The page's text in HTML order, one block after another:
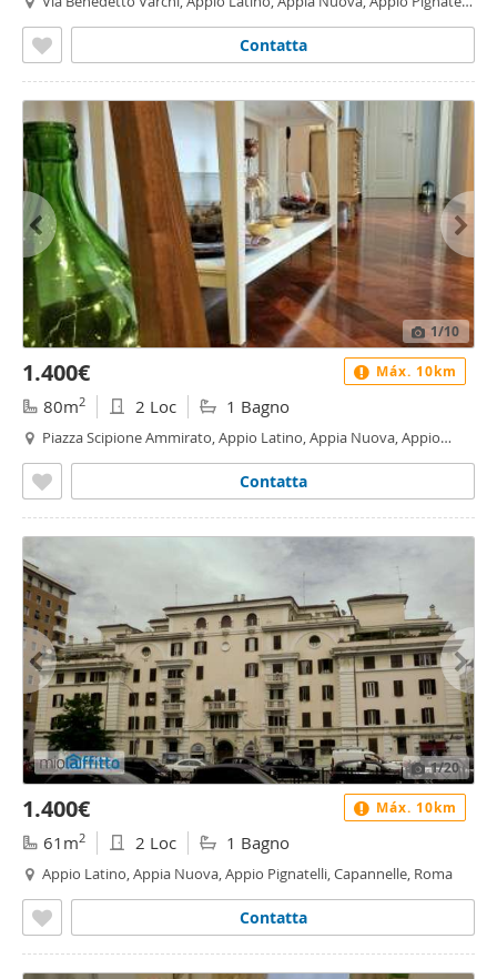
Contatta
1/10
1.400€
80m2 2 Loc 1 Bagno
Piazza Scipione Ammirato, Appio Latino, Appia Nuova, Appio
Contatta
Máx. 10km
1/20
1.400€
61m2 2 Loc 1 Bagno
Appio Latino, Appia Nuova, Appio Pignatelli, Capannelle, Roma
Contatta
Máx. 10km